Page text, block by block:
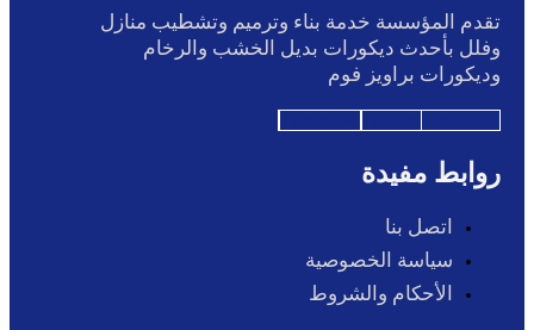
تقدم المؤسسة خدمة بناء وترميم وتشطيب منازل
وفلل بأحدث ديكورات بديل الخشب والرخام
وديكورات براويز فوم
روابط مفيدة
اتصل بنا
سياسة الخصوصية
الأحكام والشروط